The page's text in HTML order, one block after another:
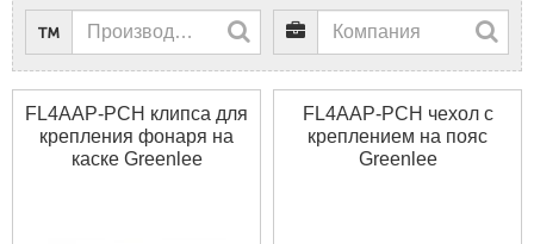
FL4AAP-PCH клипса для
крепления фонаря на
каске Greenlee
FL4AAP-PCH чехол с
креплением на пояс
Greenlee